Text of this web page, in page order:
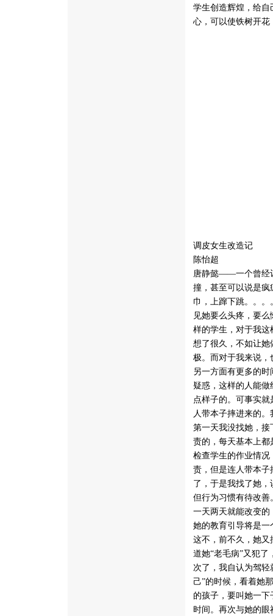
学生创造辉煌，给
心，可以使铁树开花
调皮女生改造记
陈怡超
唐静懿——一个曾经
撞，甚至可以说是
巾，上蹿下跳。。
见她要么头疼，要
样的学生，对于我
想了很久，不如让
极。而对于我来说
另一方面有更多的
疑惑，这样的人能
点样子的。可事实
人带本子摔进来的
第一天我没找她，
责的，每天基本上
检查学生的作业情
责，但是连人带本
了，于是我找了她
但行为习惯有待改
一天两天就能改变
她的教育引导将是
这不，前不久，她
道她“老毛病”又犯
次了，我自认为驾
己”的时候，看着她
的孩子，要叫她一
时间。再次与她的